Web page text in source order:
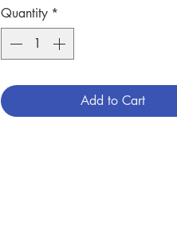
的誕生，並告知天主揀選瑪利亞當
親。這本書提及的樞機、主教、神
修女的聖召歷程中，他們都常遇見
天使；使他們洞識天主愛的召喚，
召叫，使回應者能在生命的道路上
天使；珍惜天恩，接受愛的使命，
Quantity *
Add to Cart